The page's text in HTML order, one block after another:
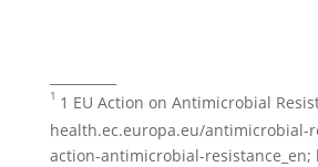
1 1 EU Action on Antimicrobial
health.ec.europa.eu/antimicrobial-
action-antimicrobial-resistance_en;